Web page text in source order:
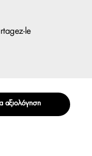
le
αξιολόγηση